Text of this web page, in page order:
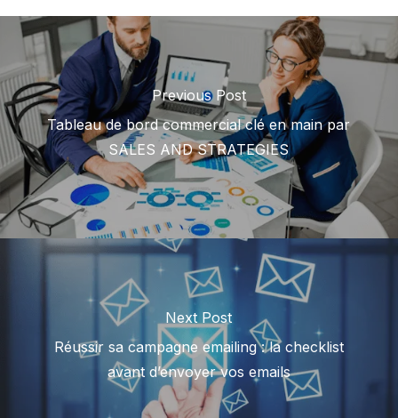
Previous Post
Tableau de bord commercial clé en main par
SALES AND STRATEGIES
Next Post
Réussir sa campagne emailing : la checklist
avant d’envoyer vos emails